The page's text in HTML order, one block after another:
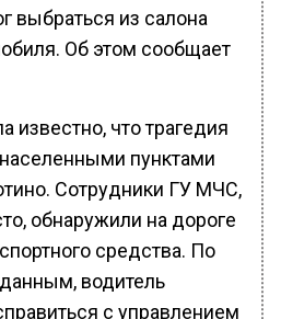
выбраться из салона
Об этом сообщает
известно, что трагедия
пунктами
Сотрудники ГУ МЧС,
обнаружили на дороге
средства. По
водитель
с управлением